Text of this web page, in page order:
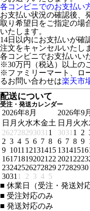
各コンビニでのお支払い
お支払い状況の確認後、
取り希望日をご指定の場
いたします。
14日以内にお支払いが確
注文をキャンセルいたし
各コンビニでお支払いい
※30万円（税込）以上の
※ファミリーマート、ロ
るお問い合わせは楽天市
配送について
受注・発送カレンダー
2026年8月
日 月 火水木金土
262728293031 1
2 3 4 5 6 7 8
9 1011 12131415
161718192021 22
23242526272829
3031 1 2 3 4 5
2026年9月
日 月 火水
3031 1 2
6 7 8 9
13141516
2021 2223
27282930
■ 休業日（受注・発送対
■ 受注対応のみ
■ 発送対応のみ